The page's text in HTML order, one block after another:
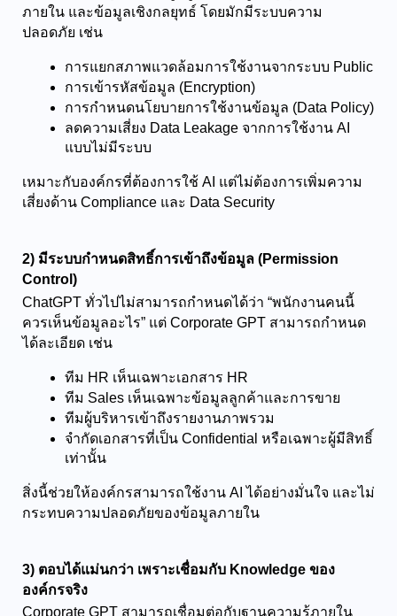
ภายใน และข้อมูลเชิงกลยุทธ์ โดยมักมีระบบความ
ปลอดภัย เช่น
การแยกสภาพแวดล้อมการใช้งานจากระบบ Public
การเข้ารหัสข้อมูล (Encryption)
การกำหนดนโยบายการใช้งานข้อมูล (Data Policy)
ลดความเสี่ยง Data Leakage จากการใช้งาน AI
แบบไม่มีระบบ
เหมาะกับองค์กรที่ต้องการใช้ AI แต่ไม่ต้องการเพิ่มความ
เสี่ยงด้าน Compliance และ Data Security
2) มีระบบกำหนดสิทธิ์การเข้าถึงข้อมูล (Permission
Control)
ChatGPT ทั่วไปไม่สามารถกำหนดได้ว่า “พนักงานคนนี้
ควรเห็นข้อมูลอะไร” แต่ Corporate GPT สามารถกำหนด
ได้ละเอียด เช่น
ทีม HR เห็นเฉพาะเอกสาร HR
ทีม Sales เห็นเฉพาะข้อมูลลูกค้าและการขาย
ทีมผู้บริหารเข้าถึงรายงานภาพรวม
จำกัดเอกสารที่เป็น Confidential หรือเฉพาะผู้มีสิทธิ์
เท่านั้น
สิ่งนี้ช่วยให้องค์กรสามารถใช้งาน AI ได้อย่างมั่นใจ และไม่
กระทบความปลอดภัยของข้อมูลภายใน
3) ตอบได้แม่นกว่า เพราะเชื่อมกับ Knowledge ของ
องค์กรจริง
Corporate GPT สามารถเชื่อมต่อกับฐานความรู้ภายใน